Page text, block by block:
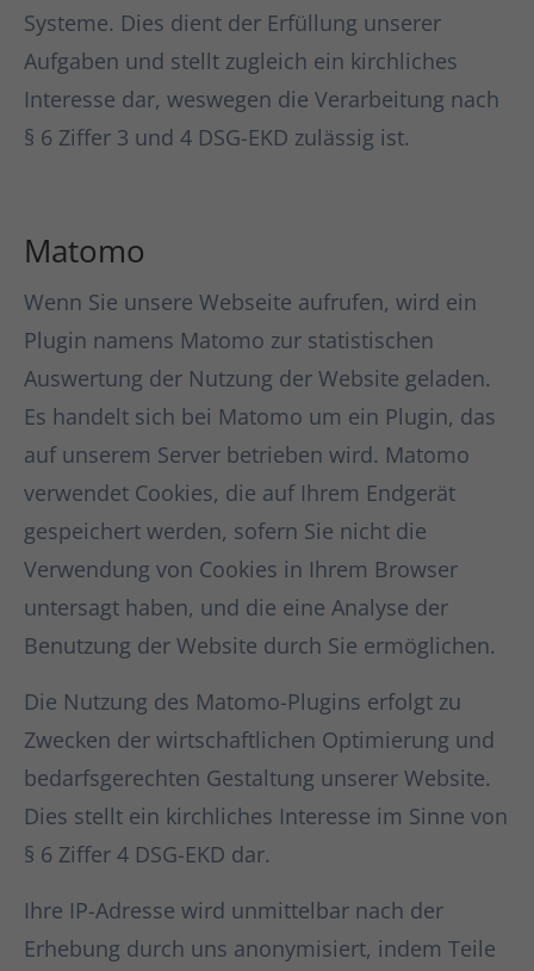
Systeme. Dies dient der Erfüllung unserer
Aufgaben und stellt zugleich ein kirchliches
Interesse dar, weswegen die Verarbeitung nach
§ 6 Ziffer 3 und 4 DSG-EKD zulässig ist.
Matomo
Wenn Sie unsere Webseite aufrufen, wird ein
Plugin namens Matomo zur statistischen
Auswertung der Nutzung der Website geladen.
Es handelt sich bei Matomo um ein Plugin, das
auf unserem Server betrieben wird. Matomo
verwendet Cookies, die auf Ihrem Endgerät
gespeichert werden, sofern Sie nicht die
Verwendung von Cookies in Ihrem Browser
untersagt haben, und die eine Analyse der
Benutzung der Website durch Sie ermöglichen.
Die Nutzung des Matomo-Plugins erfolgt zu
Zwecken der wirtschaftlichen Optimierung und
bedarfsgerechten Gestaltung unserer Website.
Dies stellt ein kirchliches Interesse im Sinne von
§ 6 Ziffer 4 DSG-EKD dar.
Ihre IP-Adresse wird unmittelbar nach der
Erhebung durch uns anonymisiert, indem Teile